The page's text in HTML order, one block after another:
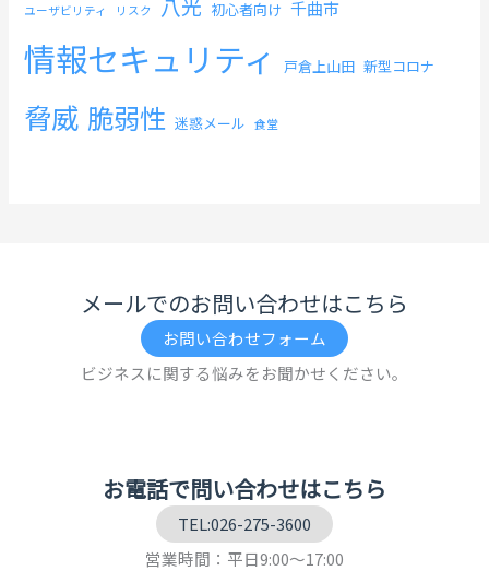
ユーザビリティ リスク 八光 初心者向け 千曲市
情報セキュリティ 戸倉上山田 新型コロナ
脅威 脆弱性 迷惑メール 食堂
メールでのお問い合わせはこちら
お問い合わせフォーム
ビジネスに関する悩みをお聞かせください。
お電話で問い合わせはこちら
TEL:026-275-3600
営業時間：平日9:00～17:00